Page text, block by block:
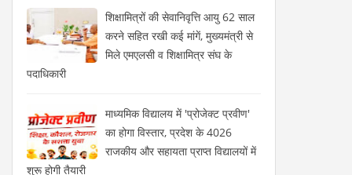
शिक्षामित्रों की सेवानिवृत्ति आयु 62 साल
करने सहित रखी कई मांगें, मुख्यमंत्री से
मिले एमएलसी व शिक्षामित्र संघ के
पदाधिकारी
माध्यमिक विद्यालय में 'प्रोजेक्ट प्रवीण'
का होगा विस्तार, प्रदेश के 4026
राजकीय और सहायता प्राप्त विद्यालयों में
शुरू होगी तैयारी